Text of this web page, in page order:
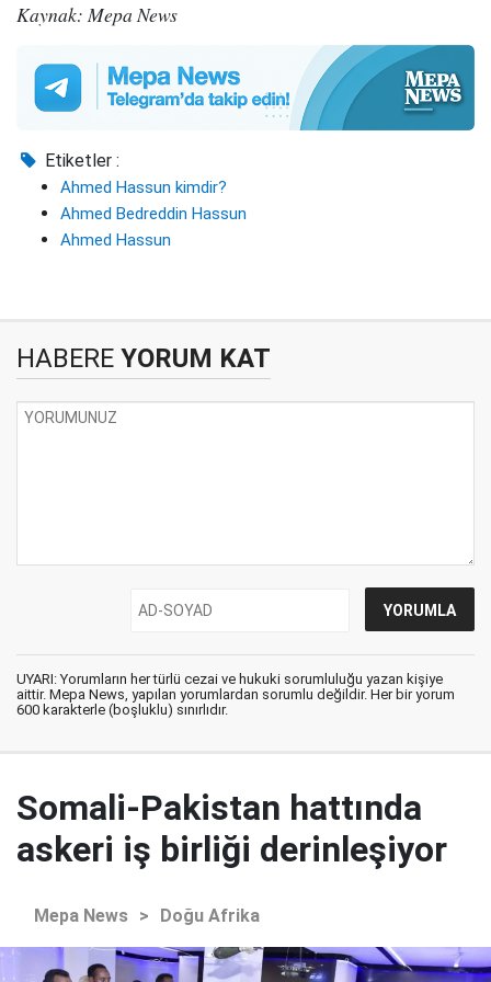
Kaynak: Mepa News
Etiketler :
Ahmed Hassun kimdir?
Ahmed Bedreddin Hassun
Ahmed Hassun
HABERE YORUM KAT
UYARI: Yorumların her türlü cezai ve hukuki sorumluluğu yazan kişiye
aittir. Mepa News, yapılan yorumlardan sorumlu değildir. Her bir yorum
600 karakterle (boşluklu) sınırlıdır.
Somali-Pakistan hattında
askeri iş birliği derinleşiyor
Mepa News > Doğu Afrika